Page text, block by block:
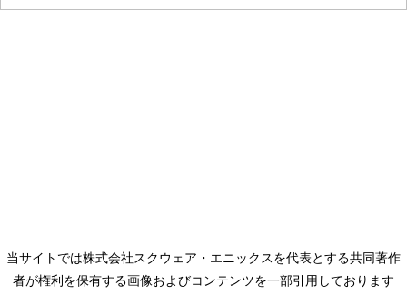
当サイトでは株式会社スクウェア・エニックスを代表とする共同著作
者が権利を保有する画像およびコンテンツを一部引用しております